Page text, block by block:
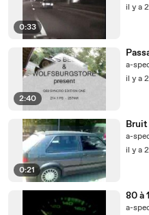
0:33
il y a
2:40
a-
il y a
0:21
a-
il y a
80 à
a-